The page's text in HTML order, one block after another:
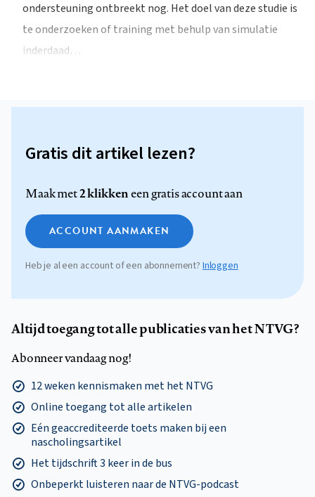
ondersteuning ontbreekt nog. Het doel van deze studie is
te onderzoeken of training met behulp van simulatie
inderdaad…
Gratis dit artikel lezen?
Maak met2 klikkeneen gratis account aan
ACCOUNT AANMAKEN
Heb je al een account of een abonnement?Inloggen
Altijd toegang tot alle publicaties van het NTVG?
Abonneer vandaag nog!
12 weken kennismaken met het NTVG
Online toegang tot alle artikelen
Eén geaccrediteerde toets maken bij een
nascholingsartikel
Het tijdschrift 3 keer in de bus
Onbeperkt luisteren naar de NTVG-podcast